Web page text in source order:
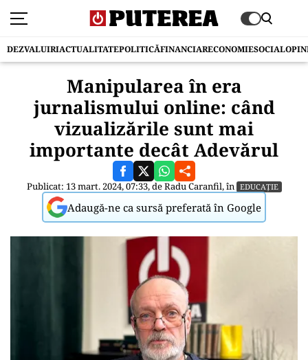
DEZVALUIRIACTUALITATEPOLITICĂFINANCIARECONOMIESOCIAL
Manipularea în era
jurnalismului online: când
vizualizările sunt mai
importante decât Adevărul
Publicat: 13 mart. 2024, 07:33, deRadu Caranfil, în EDUCAȚIE
Adaugă-ne ca sursă preferată în Google